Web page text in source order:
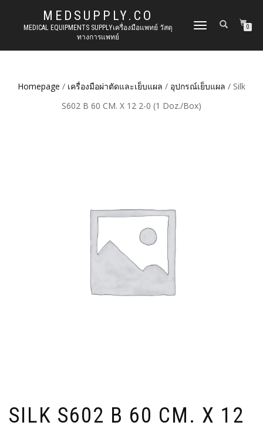
MEDSUPPLY.CO
MEDICAL EQUIPMENTS SUPPLYเครื่องมือแพทย์ วัสดุ
ทางการแพทย์
TOGGLE
0
Homepage / เครื่องมือผ่าตัดและเย็บแผล / อุปกรณ์เย็บแผล / Silk
S602 B 60 CM. X 12 2-0 (1 Doz./Box)
SILK S602 B 60 CM. X 12